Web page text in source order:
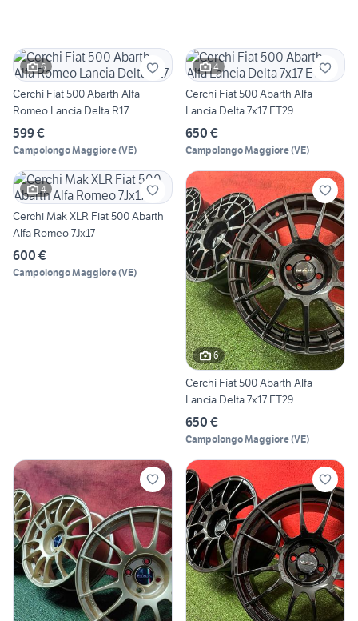
6
Cerchi Fiat 500 Abarth Alfa
Romeo Lancia Delta R17
599 €
Campolongo Maggiore(VE)
4
Cerchi Fiat 500 Abarth Alfa
Lancia Delta 7x17 ET29
650 €
Campolongo Maggiore(VE)
4
Cerchi Mak XLR Fiat 500 Abarth
Alfa Romeo 7Jx17
600 €
Campolongo Maggiore(VE)
6
Cerchi Fiat 500 Abarth Alfa
Lancia Delta 7x17 ET29
650 €
Campolongo Maggiore(VE)